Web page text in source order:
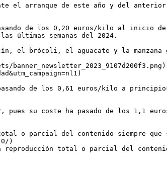
el arranque de este año y del anterior
de los 0,20 euros/kilo al inicio
últimas semanas del 2024.
el brócoli, el aguacate y la manzana
de los 0,61 euros/kilo a
pues su coste ha pasado de los 1,1
total o parcial del contenido siempre
)
reproducción total o parcial del